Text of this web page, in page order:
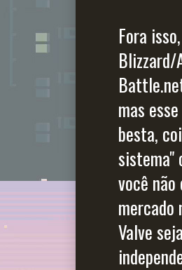
Fora
mas
besta,
sistema"
você
mercado
Valve